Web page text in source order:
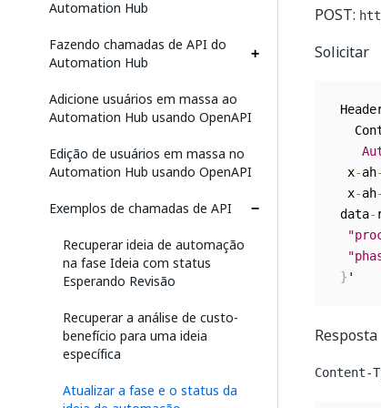
Automation Hub
Fazendo chamadas de API do
Automation Hub
Adicione usuários em massa ao
Automation Hub usando OpenAPI
Edição de usuários em massa no
Automation Hub usando OpenAPI
Exemplos de chamadas de API
Recuperar ideia de automação
na fase Ideia com status
Esperando Revisão
Recuperar a análise de custo-
benefício para uma ideia
específica
Atualizar a fase e o status da
POST:
Solicitar
  x
-ah-
  x
-ah-
data-
}
Resposta
Content-